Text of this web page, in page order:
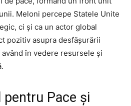
Meloni percepe Statele Unite
ci și ca un actor global
pozitiv asupra desfășurării
în vedere resursele și
pentru Pace și